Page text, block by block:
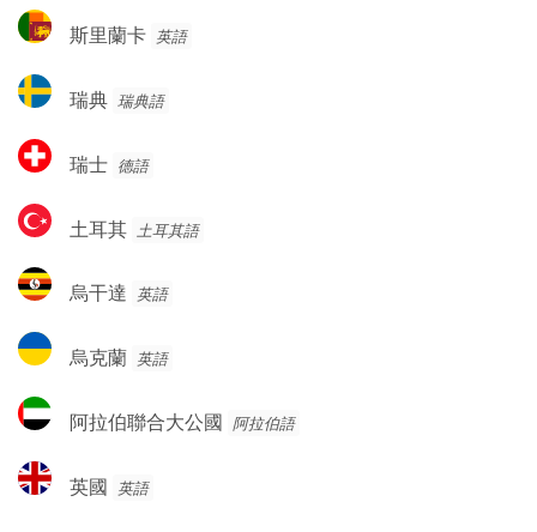
斯
里
卡
斯里蘭卡 英語
瑞
典
瑞典 瑞典語
瑞
士
瑞士 德語
土
耳
土耳其 土耳其語
烏
干
烏干達 英語
烏
克
烏克蘭 英語
阿
拉
聯
阿拉伯聯合大公國 阿拉伯語
英
國
英國 英語